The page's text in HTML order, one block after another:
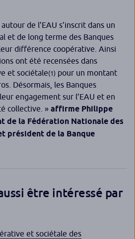
de l’EAU s’inscrit dans un
et de long terme des Banques
différence coopérative. Ainsi
ont été recensées dans
et sociétale(1) pour un montant
Désormais, les Banques
engagement sur l’EAU et en
collective. » affirme Philippe
de la Fédération Nationale des
président de la Banque
être intéressé par
et sociétale des